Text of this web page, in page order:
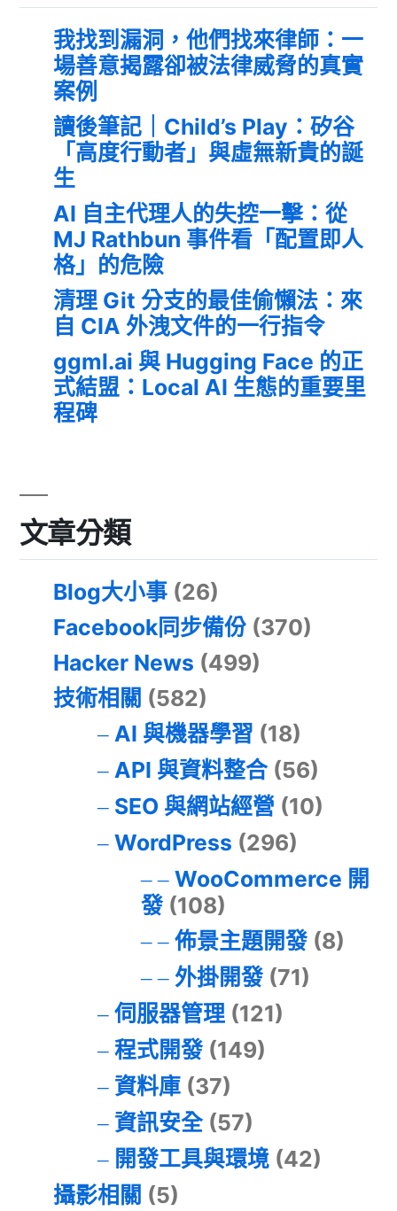
我找到漏洞，他們找來律師：一
場善意揭露卻被法律威脅的真實
案例
讀後筆記｜Child’s Play：矽谷
「高度行動者」與虛無新貴的誕
生
AI 自主代理人的失控一擊：從
MJ Rathbun 事件看「配置即人
格」的危險
清理 Git 分支的最佳偷懶法：來
自 CIA 外洩文件的一行指令
ggml.ai 與 Hugging Face 的正
式結盟：Local AI 生態的重要里
程碑
文章分類
Blog大小事 (26)
Facebook同步備份 (370)
Hacker News (499)
技術相關 (582)
AI 與機器學習 (18)
API 與資料整合(56)
SEO 與網站經營 (10)
WordPress (296)
WooCommerce 開
發(108)
佈景主題開發(8)
外掛開發(71)
伺服器管理(121)
程式開發(149)
資料庫(37)
資訊安全(57)
開發工具與環境(42)
攝影相關 (5)